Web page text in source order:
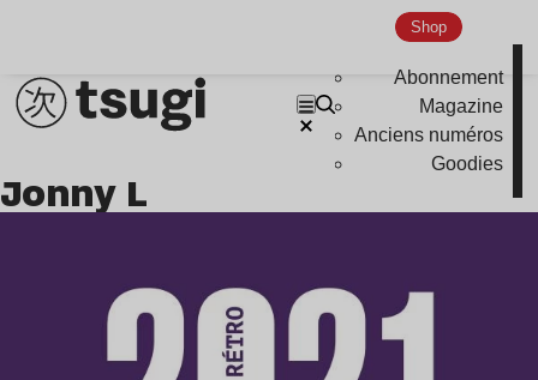
Shop
Abonnement
Magazine
Anciens numéros
Goodies
Jonny L